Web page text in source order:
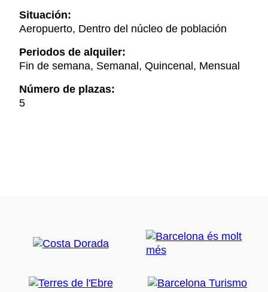
Situación:
Aeropuerto, Dentro del núcleo de población
Periodos de alquiler:
Fin de semana, Semanal, Quincenal, Mensual
Número de plazas:
5